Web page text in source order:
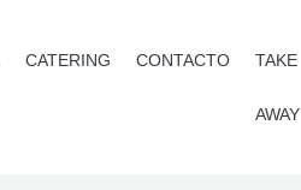
CATERING CONTACTO TAKE
AWAY